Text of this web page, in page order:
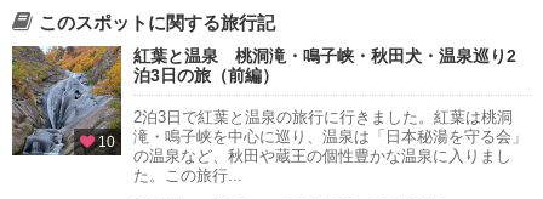
このスポットに関する旅行記
10
紅葉と温泉 桃洞滝・鳴子峡・秋田犬・温泉巡り2
泊3日の旅（前編）
2泊3日で紅葉と温泉の旅行に行きました。紅葉は桃洞
滝・鳴子峡を中心に巡り、温泉は「日本秘湯を守る会」
の温泉など、秋田や蔵王の個性豊かな温泉に入りまし
た。この旅行...